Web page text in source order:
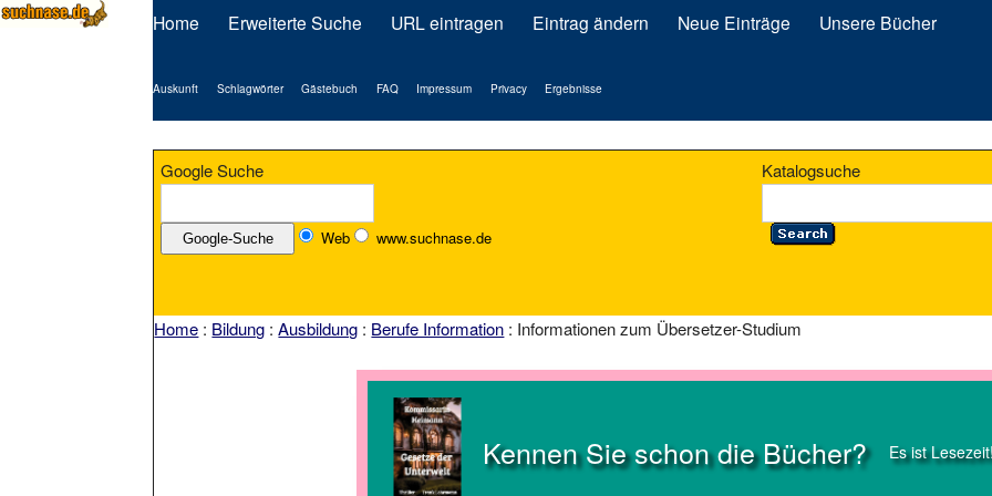
Home Erweiterte Suche URL eintragen Eintrag ändern Neue Einträge Unsere Bücher
Auskunft Schlagwörter Gästebuch FAQ Impressum Privacy Ergebnisse
Google Suche
Web www.suchnase.de
Katalogsuche
Home : Bildung :Ausbildung : Berufe Information : Informationen zum Übersetzer-Studium
Kennen Sie schon die Bücher? Es ist